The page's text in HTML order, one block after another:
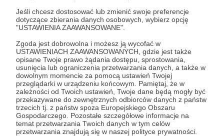
Jeśli chcesz dostosować lub zmienić swoje preferencje
dotyczące zbierania danych osobowych, wybierz opcję
"USTAWIENIA ZAAWANSOWANE".
Zgoda jest dobrowolna i możesz ją wycofać w
USTAWIENIACH ZAAWANSOWANYCH, gdzie jest także
opisane Twoje prawo żądania dostępu, sprostowania,
usunięcia lub ograniczenia przetwarzania danych, a także w
dowolnym momencie za pomocą ustawień Twojej
przeglądarki w urządzeniu końcowym. Pamiętaj, że w
zależności od Twoich ustawień, Twoje dane będą mogły być
przekazywane do zewnętrznych odbiorców danych z państw
trzecich tj. z państw spoza Europejskiego Obszaru
Gospodarczego. Pozostałe szczegółowe informacje na
temat przetwarzania Twoich danych w tym celów
przetwarzania znajdują się w naszej polityce prywatności.
55 zł miesięcznie
Dziękuję!
Patroni: 0 Limit: 100
100 zł miesięcznie